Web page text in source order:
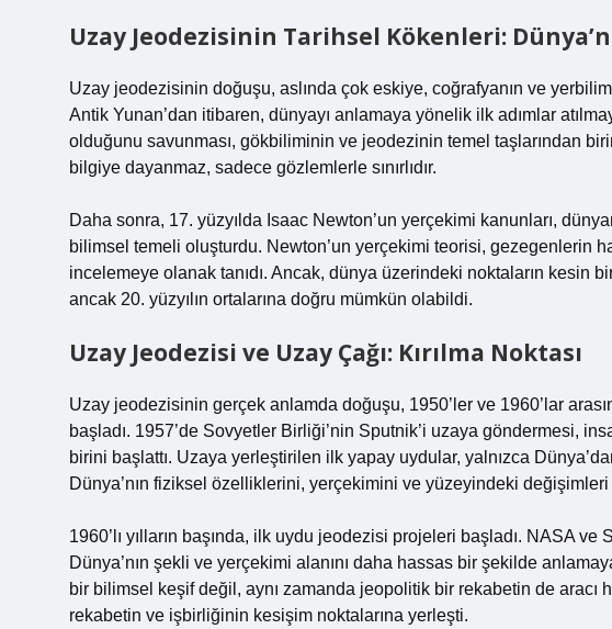
Uzay Jeodezisinin Tarihsel Kökenleri:
Uzay jeodezisinin doğuşu, aslında çok eskiye, coğrafyanın ve
Antik Yunan’dan itibaren, dünyayı anlamaya yönelik ilk adımlar
olduğunu savunması, gökbiliminin ve jeodezinin temel taşlarından
bilgiye dayanmaz, sadece gözlemlerle sınırlıdır.
Daha sonra, 17. yüzyılda Isaac Newton’un yerçekimi kanunları,
bilimsel temeli oluşturdu. Newton’un yerçekimi teorisi, gezegenlerin
incelemeye olanak tanıdı. Ancak, dünya üzerindeki noktaların kesin
ancak 20. yüzyılın ortalarına doğru mümkün olabildi.
Uzay Jeodezisi ve Uzay Çağı: Kırılma Noktası
Uzay jeodezisinin gerçek anlamda doğuşu, 1950’ler ve 1960’lar
başladı. 1957’de Sovyetler Birliği’nin Sputnik’i uzaya göndermesi,
birini başlattı. Uzaya yerleştirilen ilk yapay uydular, yalnızca
Dünya’nın fiziksel özelliklerini, yerçekimini ve yüzeyindeki değişimleri
1960’lı yılların başında, ilk uydu jeodezisi projeleri başladı. NASA
Dünya’nın şekli ve yerçekimi alanını daha hassas bir şekilde
bir bilimsel keşif değil, aynı zamanda jeopolitik bir rekabetin de aracı
rekabetin ve işbirliğinin kesişim noktalarına yerleşti.